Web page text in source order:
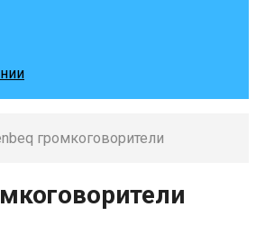
громкоговорители